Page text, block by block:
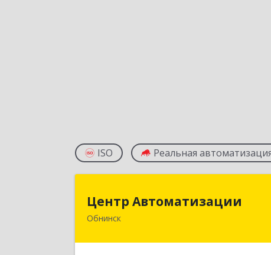
ISO Реальная
Центр Автоматизации
Обнинск249037, Калужская обл, Обнинск г,